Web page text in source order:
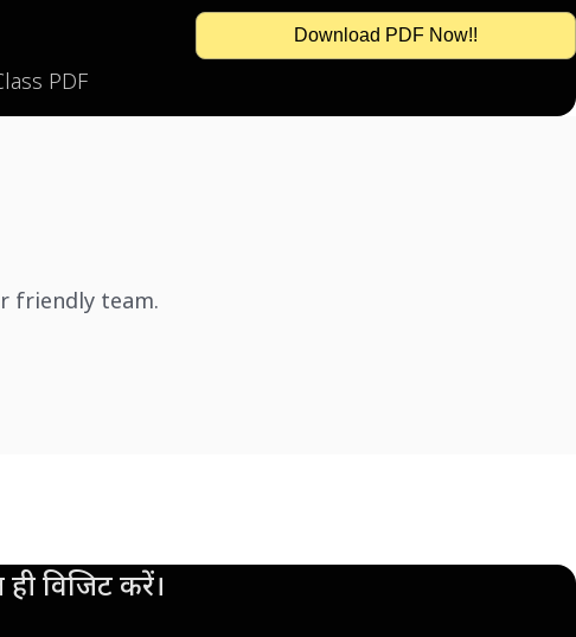
PDF
Download PDF Now!!
friendly team.
विजिट करें।